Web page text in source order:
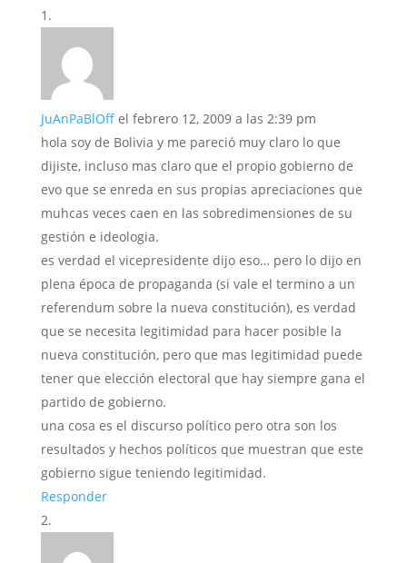
JuAnPaBlOff el febrero 12, 2009 a las 2:39 pm
hola soy de Bolivia y me pareció muy claro lo que
dijiste, incluso mas claro que el propio gobierno de
evo que se enreda en sus propias apreciaciones que
muhcas veces caen en las sobredimensiones de su
gestión e ideologia.
es verdad el vicepresidente dijo eso… pero lo dijo en
plena época de propaganda (si vale el termino a un
referendum sobre la nueva constitución), es verdad
que se necesita legitimidad para hacer posible la
nueva constitución, pero que mas legitimidad puede
tener que elección electoral que hay siempre gana el
partido de gobierno.
una cosa es el discurso político pero otra son los
resultados y hechos políticos que muestran que este
gobierno sigue teniendo legitimidad.
Responder